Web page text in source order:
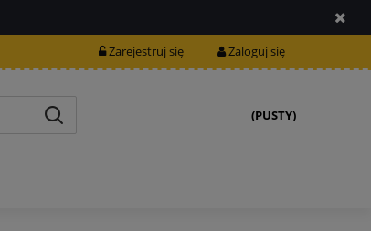
Zarejestruj się Zaloguj się
(PUSTY)